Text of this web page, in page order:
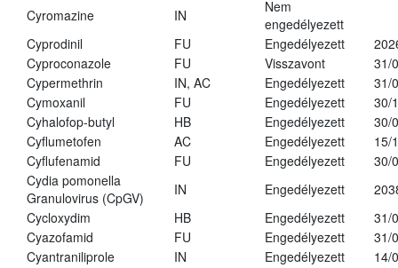
Cyromazine
IN
Nem
engedélyezett
Cyprodinil
FU Engedélyezett
Cyproconazole
FU Visszavont
31/
Cypermethrin
IN, AC Engedélyezett
31/
Cymoxanil
FU Engedélyezett
30/
Cyhalofop-butyl
HB Engedélyezett
30/
Cyflumetofen
AC Engedélyezett
15/
Cyflufenamid
FU Engedélyezett
30/
Cydia pomonella
Granulovirus (CpGV)
IN Engedélyezett
Cycloxydim
HB Engedélyezett
31/
Cyazofamid
FU Engedélyezett
31/
Cyantraniliprole
IN Engedélyezett
14/